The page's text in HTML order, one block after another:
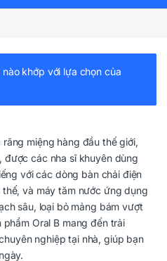
khớp với lựa chọn của
miệng hàng đầu thế giới,
các nha sĩ khuyên dùng
với các dòng bàn chải điện
và máy tăm nước ứng dụng
sâu, loại bỏ mảng bám vượt
Oral B mang đến trải
nghiệp tại nhà, giúp bạn